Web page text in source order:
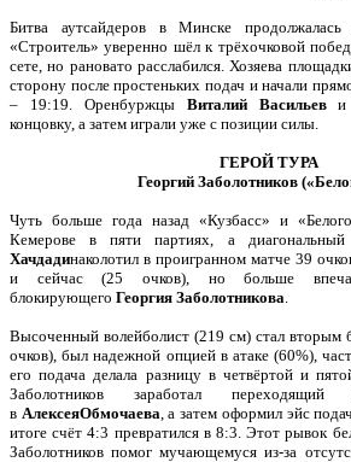
Битва аутсайдеров в Минске
«Строитель» уверенно шёл к трёхочковой
сете, но рановато расслабился. Хозяева
сторону после простеньких подач и начали
– 19:19. Оренбуржцы Виталий Васильев
концовку, а затем играли уже с позиции силы.
ГЕРОЙ ТУРА
Георгий Заболотников
Чуть больше года назад «Кузбасс» и
Кемерове в пяти партиях, а диагональный
Хачдадинаколотил в проигранном матче 39
и сейчас (25 очков), но больше
блокирующего Георгия Заболотникова.
Высоченный волейболист (219 см) стал вторым
очков), был надежной опцией в атаке (60%),
его подача делала разницу в четвёртой и
Заболотников заработал
в АлексеяОбмочаева, а затем оформил эйс
итоге счёт 4:3 превратился в 8:3. Этот рывок
Заболотников помог мучающемуся из-за